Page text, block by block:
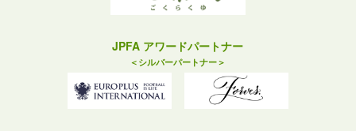
JPFA アワードパートナー
＜シルバーパートナー＞